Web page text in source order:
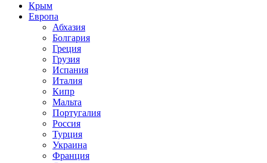
Крым
Европа
Абхазия
Болгария
Греция
Грузия
Испания
Италия
Кипр
Мальта
Португалия
Россия
Турция
Украина
Франция